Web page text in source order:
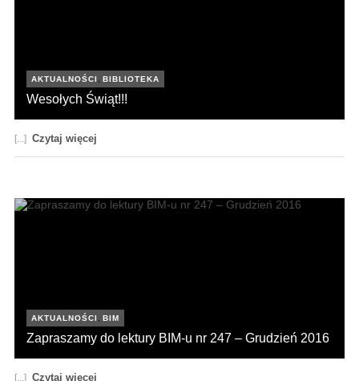
AKTUALNOŚCI , BIBLIOTEKA
Wesołych Świąt!!!
[...] Czytaj więcej
AKTUALNOŚCI , BIM
Zapraszamy do lektury BIM-u nr 247 – Grudzień 2016
[...] Czytaj więcej